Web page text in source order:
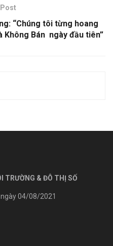
“Chúng tôi từng hoang
Không Bán ngày đầu tiên”
TRƯỜNG & ĐÔ THỊ SỐ
04/08/2021